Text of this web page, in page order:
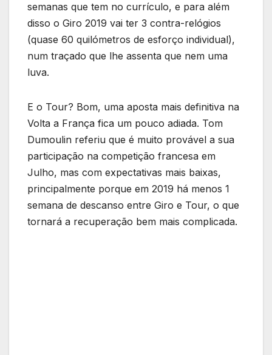
semanas que tem no currículo, e para além
disso o Giro 2019 vai ter 3 contra-relógios
(quase 60 quilómetros de esforço individual),
num traçado que lhe assenta que nem uma
luva.
E o Tour? Bom, uma aposta mais definitiva na
Volta a França fica um pouco adiada. Tom
Dumoulin referiu que é muito provável a sua
participação na competição francesa em
Julho, mas com expectativas mais baixas,
principalmente porque em 2019 há menos 1
semana de descanso entre Giro e Tour, o que
tornará a recuperação bem mais complicada.